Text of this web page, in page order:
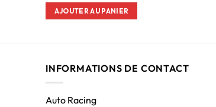
AJOUTER AU PANIER
INFORMATIONS DE CONTACT
Auto Racing